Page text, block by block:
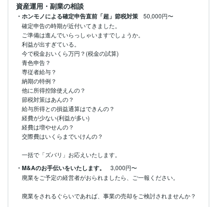
資産運用・副業の相談
・ホンモノによる確定申告直前「超」節税対策
50,000円〜
確定申告の時期が近付いてきました。
ご準備は進んでいらっしゃいますでしょうか。
利益が出すぎている。
今で税金おいくら万円？(税金の試算)
青色申告？
専従者給与？
納期の特例？
他に所得控除使えんの？
節税対策はあんの？
給与所得との損益通算はできんの？
経費が少ない(利益が多い)
経費は増やせんの？
交際費はいくらまでいけんの？
一括で「ズバリ」お応えいたします。
・M&Aのお手伝いをいたします。
3,000円〜
廃業をご予定の経営者がおられましたら、ご一報ください。
廃業をされるぐらいであれば、事業の売却をご検討されませんか？